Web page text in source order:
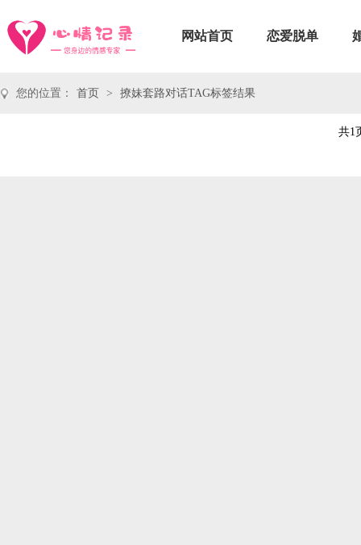
网站首页 恋爱脱单
您的位置： 首页 > 撩妹套路对话TAG标签结果
共1